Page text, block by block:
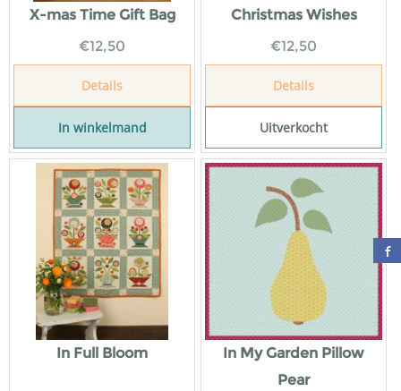
X-mas Time Gift Bag
€12,50
Details
In winkelmand
Christmas Wishes
€12,50
Details
Uitverkocht
In Full Bloom
In My Garden Pillow
Pear